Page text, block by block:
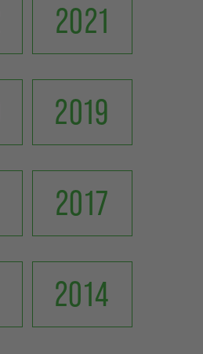
2021
2019
2017
2014